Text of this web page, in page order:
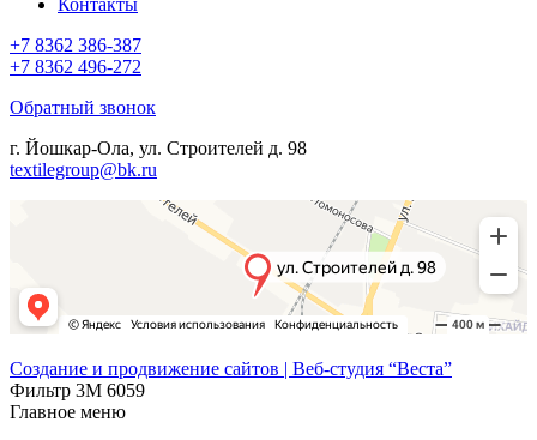
+7 8362 386-387
+7 8362 496-272
Обратный звонок
г. Йошкар-Ола, ул. Строителей д. 98
textilegroup@bk.ru
Создание и продвижение сайтов | Веб-студия “Веста”
Фильтр 3М 6059
Главное меню